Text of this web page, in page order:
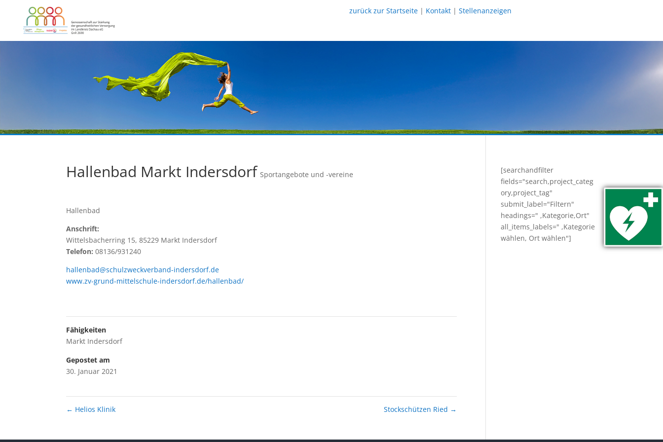
zurück zur Startseite | Kontakt |Stellenanzeigen
Hallenbad Markt Indersdorf Sportangebote und -vereine
Hallenbad
Anschrift:
Wittelsbacherring 15, 85229 Markt Indersdorf
Telefon: 08136/931240
hallenbad@schulzweckverband-indersdorf.de
www.zv-grund-mittelschule-indersdorf.de/hallenbad/
Fähigkeiten
Markt Indersdorf
Gepostet am
30. Januar 2021
← Helios Klinik Stockschützen Ried →
[searchandfilter
fields="search,project_categ
ory,project_tag"
submit_label="Filtern"
headings=" ,Kategorie,Ort"
all_items_labels=" ,Kategorie
wählen, Ort wählen"]